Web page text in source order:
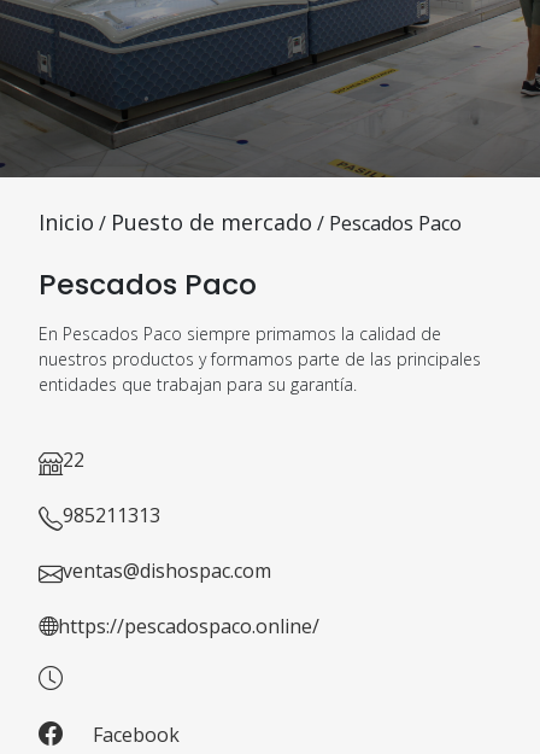
Inicio / Puesto de mercado / Pescados Paco
Pescados Paco
En Pescados Paco siempre primamos la calidad de
nuestros productos y formamos parte de las principales
entidades que trabajan para su garantía.
22
985211313
ventas@dishospac.com
https://pescadospaco.online/
Facebook